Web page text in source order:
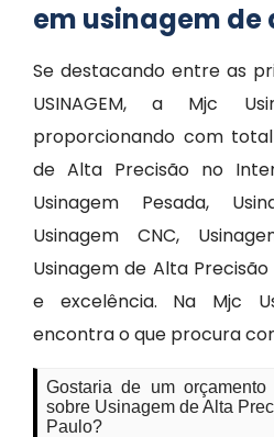
em usinagem
Se destacando entre as
USINAGEM, a Mjc
proporcionando com
de Alta Precisão no
Usinagem Pesada,
Usinagem CNC,
Usinagem de Alta
e excelência. Na Mjc
encontra o que procura
Gostaria de um
sobre Usinagem de Alta
Paulo?